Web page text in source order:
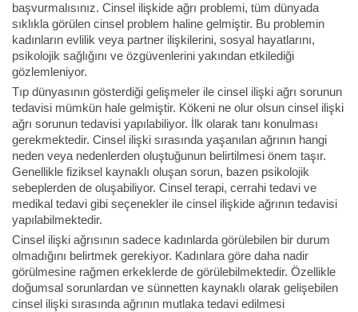
başvurmalısınız. Cinsel ilişkide ağrı problemi, tüm dünyada
sıklıkla görülen cinsel problem haline gelmiştir. Bu problemin
kadınların evlilik veya partner ilişkilerini, sosyal hayatlarını,
psikolojik sağlığını ve özgüvenlerini yakından etkilediği
gözlemleniyor.
Tıp dünyasının gösterdiği gelişmeler ile cinsel ilişki ağrı sorunun
tedavisi mümkün hale gelmiştir. Kökeni ne olur olsun cinsel ilişki
ağrı sorunun tedavisi yapılabiliyor. İlk olarak tanı konulması
gerekmektedir. Cinsel ilişki sırasında yaşanılan ağrının hangi
neden veya nedenlerden oluştuğunun belirtilmesi önem taşır.
Genellikle fiziksel kaynaklı oluşan sorun, bazen psikolojik
sebeplerden de oluşabiliyor. Cinsel terapi, cerrahi tedavi ve
medikal tedavi gibi seçenekler ile cinsel ilişkide ağrının tedavisi
yapılabilmektedir.
Cinsel ilişki ağrısının sadece kadınlarda görülebilen bir durum
olmadığını belirtmek gerekiyor. Kadınlara göre daha nadir
görülmesine rağmen erkeklerde de görülebilmektedir. Özellikle
doğumsal sorunlardan ve sünnetten kaynaklı olarak gelişebilen
cinsel ilişki sırasında ağrının mutlaka tedavi edilmesi